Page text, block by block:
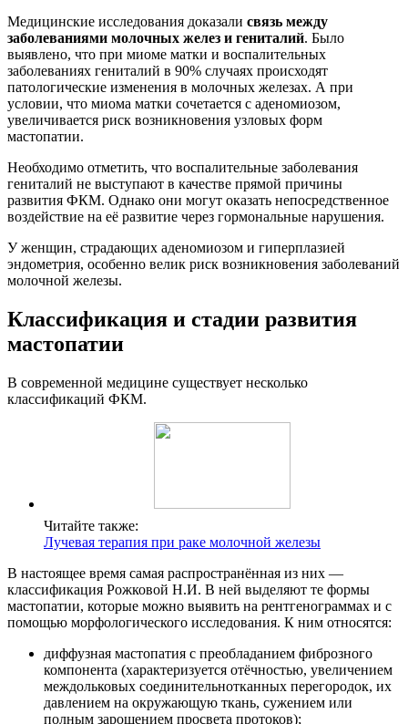
Медицинские исследования доказали связь между
заболеваниями молочных желез и гениталий. Было
выявлено, что при миоме матки и воспалительных
заболеваниях гениталий в 90% случаях происходят
патологические изменения в молочных железах. А при
условии, что миома матки сочетается с аденомиозом,
увеличивается риск возникновения узловых форм
мастопатии.
Необходимо отметить, что воспалительные заболевания
гениталий не выступают в качестве прямой причины
развития ФКМ. Однако они могут оказать непосредственное
воздействие на её развитие через гормональные нарушения.
У женщин, страдающих аденомиозом и гиперплазией
эндометрия, особенно велик риск возникновения заболеваний
молочной железы.
Классификация и стадии развития
мастопатии
В современной медицине существует несколько
классификаций ФКМ.
Читайте также:
Лучевая терапия при раке молочной железы
В настоящее время самая распространённая из них —
классификация Рожковой Н.И. В ней выделяют те формы
мастопатии, которые можно выявить на рентгенограммах и с
помощью морфологического исследования. К ним относятся:
диффузная мастопатия с преобладанием фиброзного
компонента (характеризуется отёчностью, увеличением
междольковых соединительнотканных перегородок, их
давлением на окружающую ткань, сужением или
полным зарощением просвета протоков);